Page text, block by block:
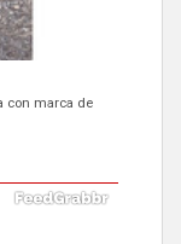
con marca de